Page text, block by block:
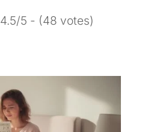
4.5/5 - (48 votes)